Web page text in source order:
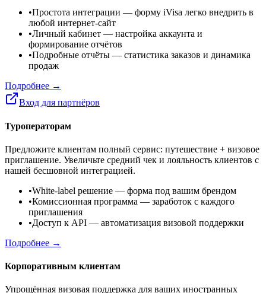
•Простота интеграции — форму iVisa легко внедрить в
любой интернет-сайт
•Личный кабинет — настройка аккаунта и
формирование отчётов
•Подробные отчёты — статистика заказов и динамика
продаж
Подробнее →
Вход для партнёров
Туроператорам
Предложите клиентам полный сервис: путешествие + визовое
приглашение. Увеличьте средний чек и лояльность клиентов с
нашей бесшовной интеграцией.
•White-label решение — форма под вашим брендом
•Комиссионная программа — заработок с каждого
приглашения
•Доступ к API — автоматизация визовой поддержки
Подробнее →
Корпоративным клиентам
Упрощённая визовая поддержка для ваших иностранных